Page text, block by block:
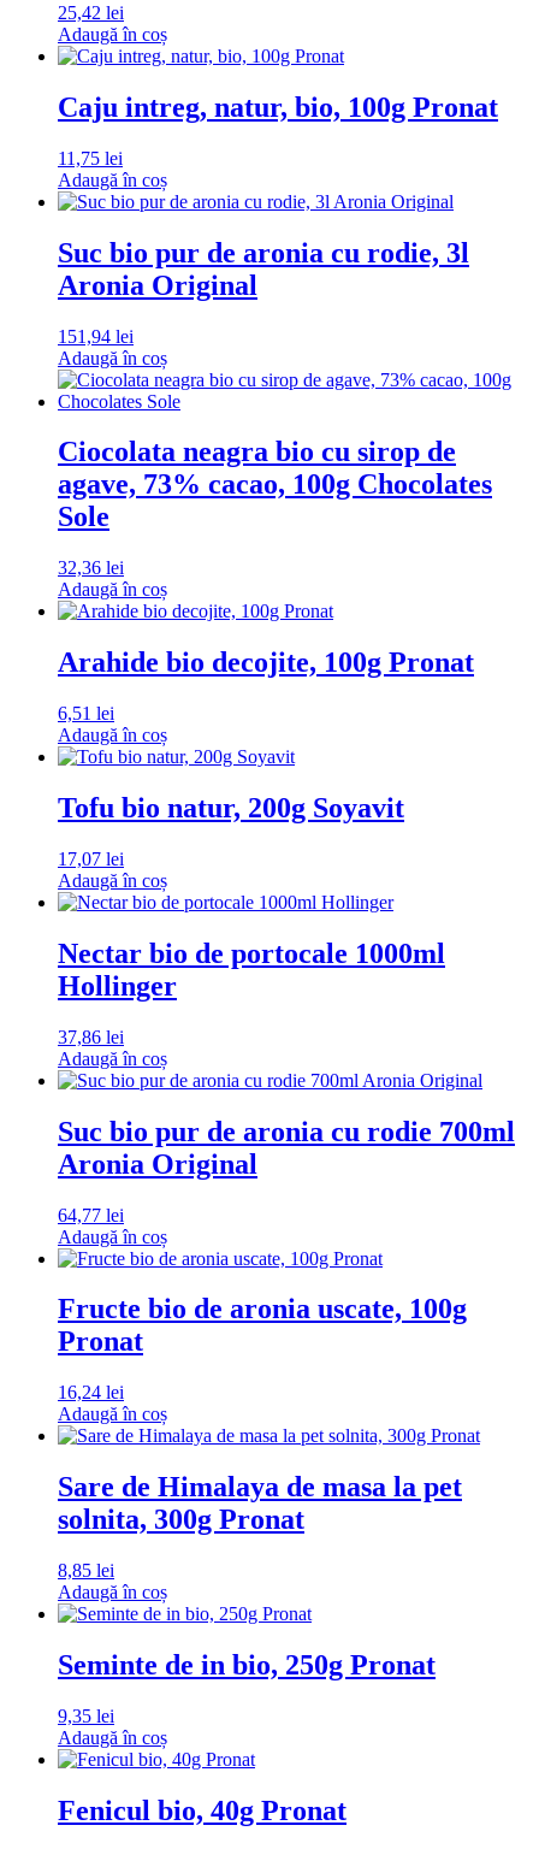
25,42 lei
Adaugă în coș
Caju intreg, natur, bio, 100g Pronat
11,75 lei
Adaugă în coș
Suc bio pur de aronia cu rodie, 3l
Aronia Original
151,94 lei
Adaugă în coș
Ciocolata neagra bio cu sirop de
agave, 73% cacao, 100g Chocolates
Sole
32,36 lei
Adaugă în coș
Arahide bio decojite, 100g Pronat
6,51 lei
Adaugă în coș
Tofu bio natur, 200g Soyavit
17,07 lei
Adaugă în coș
Nectar bio de portocale 1000ml
Hollinger
37,86 lei
Adaugă în coș
Suc bio pur de aronia cu rodie 700ml
Aronia Original
64,77 lei
Adaugă în coș
Fructe bio de aronia uscate, 100g
Pronat
16,24 lei
Adaugă în coș
Sare de Himalaya de masa la pet
solnita, 300g Pronat
8,85 lei
Adaugă în coș
Seminte de in bio, 250g Pronat
9,35 lei
Adaugă în coș
Fenicul bio, 40g Pronat